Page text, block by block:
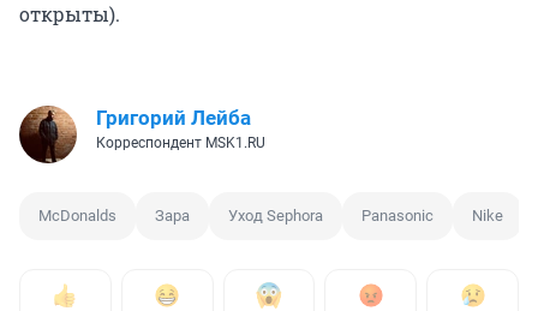
открыты).
Григорий Лейба
Корреспондент MSK1.RU
McDonalds Зара Уход Sephora Panasonic Nike